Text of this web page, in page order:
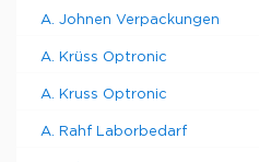
A. Johnen Verpackungen
A. Krüss Optronic
A. Kruss Optronic
A. Rahf Laborbedarf